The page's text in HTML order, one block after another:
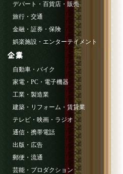
デパート・百貨店・販売
旅行・交通
金融・証券・保険
娯楽施設・エンターテイメント
自動車・バイク
家電・PC・電子機器
工業・製造業
建築・リフォーム・賃貸業
テレビ・映画・ラジオ
通信・携帯電話
出版・広告
郵便・流通
芸能・プロダクション